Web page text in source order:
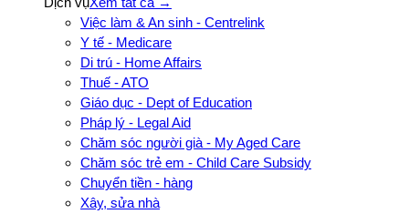
Việc làm & An sinh - Centrelink
Y tế - Medicare
Di trú - Home Affairs
Thuế - ATO
Giáo dục - Dept of Education
Pháp lý - Legal Aid
Chăm sóc người già - My Aged Care
Chăm sóc trẻ em - Child Care Subsidy
Chuyển tiền - hàng
Xây, sửa nhà